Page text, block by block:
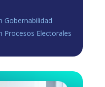
Gobernabilidad
Procesos Electorales